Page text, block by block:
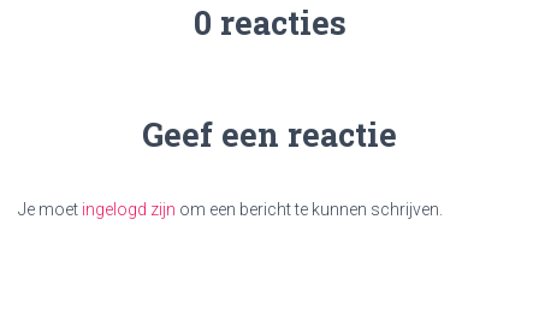
0 reacties
Geef een reactie
Je moet ingelogd zijn om een bericht te kunnen schrijven.